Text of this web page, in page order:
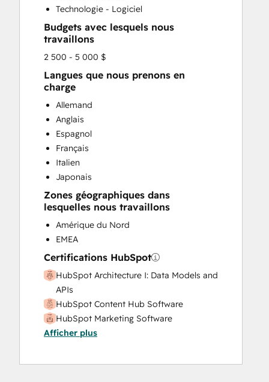
Technologie - Logiciel
Budgets avec lesquels nous
travaillons
2 500 - 5 000 $
Langues que nous prenons en
charge
Allemand
Anglais
Espagnol
Français
Italien
Japonais
Zones géographiques dans
lesquelles nous travaillons
Amérique du Nord
EMEA
Certifications HubSpot
HubSpot Architecture I: Data Models and
APIs
HubSpot Content Hub Software
HubSpot Marketing Software
HubSpot Reporting
Certification
Afficher plus